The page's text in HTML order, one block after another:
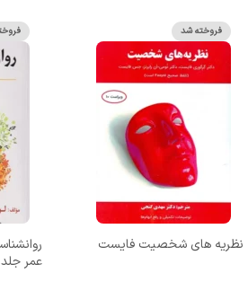
فروخته شد
نظریه های شخصیت فایست
عمر